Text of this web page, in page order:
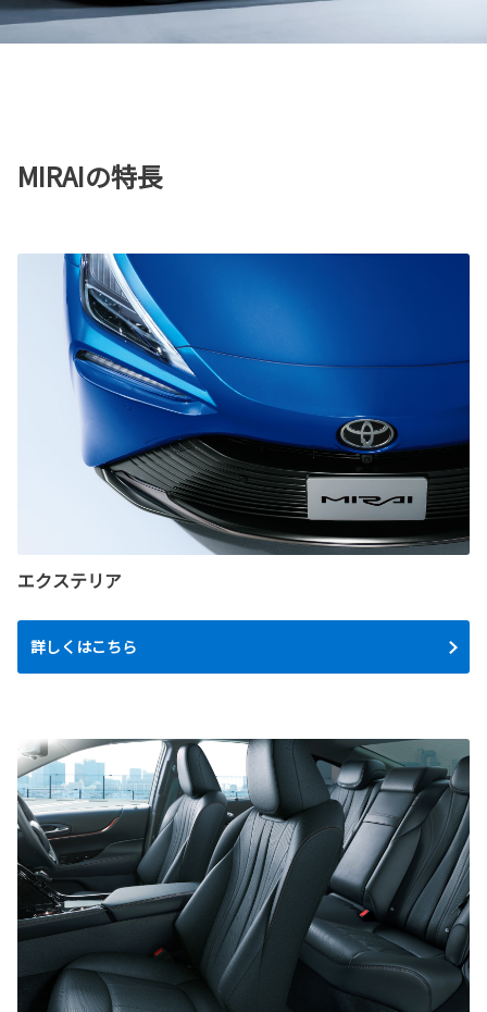
MIRAIの特長
エクステリア
詳しくはこちら